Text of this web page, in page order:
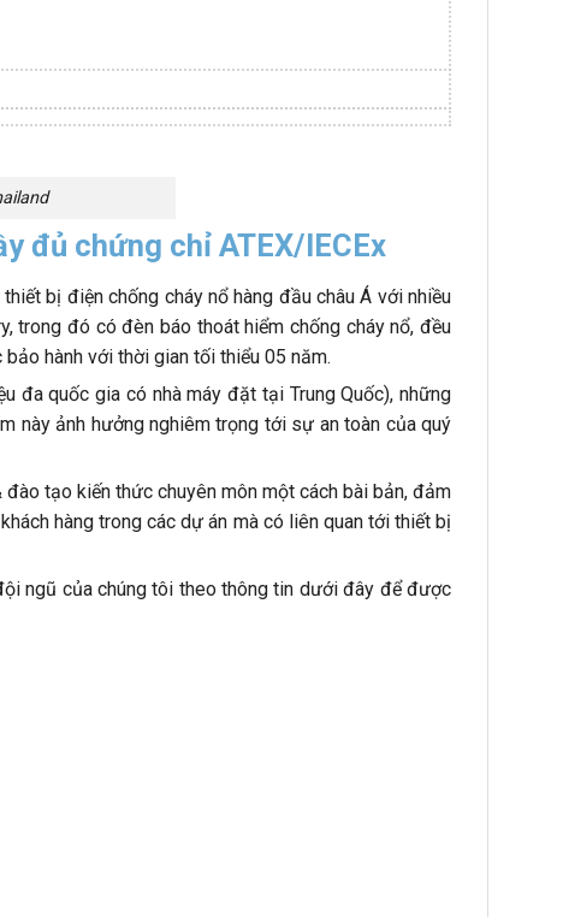
đủ chứng chỉ ATEX/IECEx
bị điện chống cháy nổ hàng đầu châu Á với nhiều
trong đó có đèn báo thoát hiểm chống cháy nổ, đều
hành với thời gian tối thiểu 05 năm.
đa quốc gia có nhà máy đặt tại Trung Quốc), những
này ảnh hưởng nghiêm trọng tới sự an toàn của quý
tạo kiến thức chuyên môn một cách bài bản, đảm
hàng trong các dự án mà có liên quan tới thiết bị
ngũ của chúng tôi theo thông tin dưới đây để được